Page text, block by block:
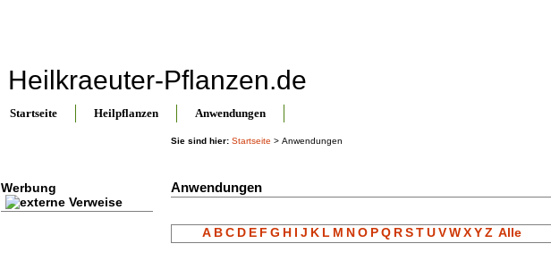
Heilkraeuter-Pflanzen.de
Startseite Heilpflanzen Anwendungen
Sie sind hier: Startseite > Anwendungen
Anwendungen
A BC D E F G H I J K L M NO PQ RSTUVWXYZ Alle
Werbung